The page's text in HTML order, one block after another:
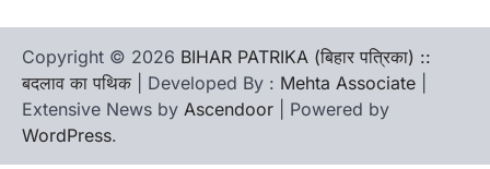
Copyright © 2026 BIHAR PATRIKA (बिहार पत्रिका) ::
बदलाव का पथिक | Developed By : Mehta Associate
Extensive News by Ascendoor | Powered by
WordPress.